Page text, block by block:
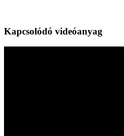
Kapcsolódó videóanyag